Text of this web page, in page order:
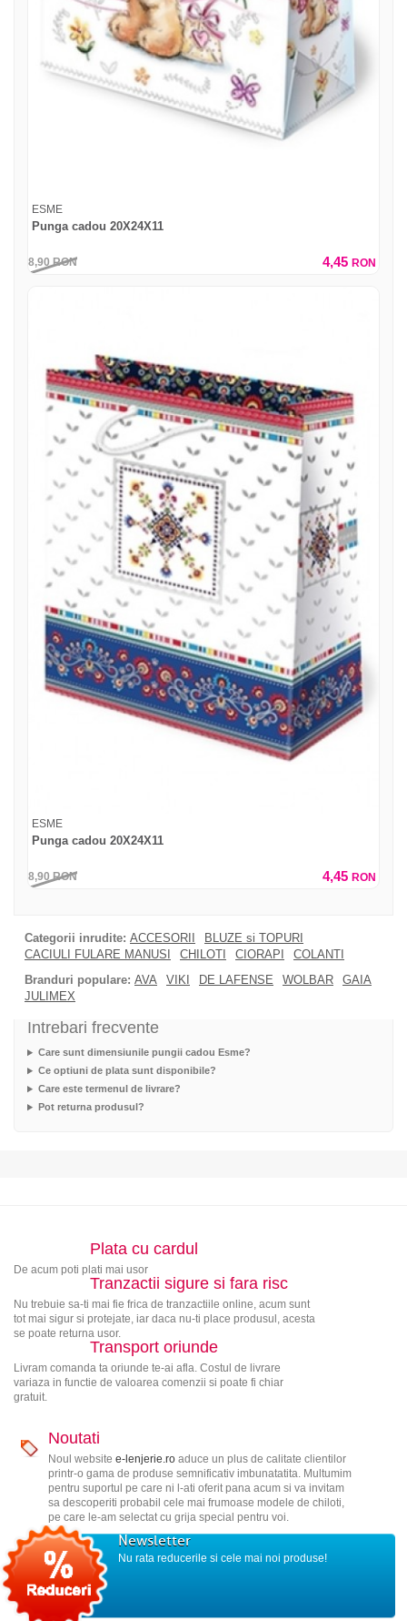
ESME
Punga cadou 20X24X11
8,90RON 4,45 RON
ESME
Punga cadou 20X24X11
8,90RON 4,45 RON
Categorii inrudite: ACCESORII
BLUZE si TOPURI
CACIULI FULARE MANUSI
CHILOTI CIORAPI
COLANTI
Branduri populare: AVA VIKI DE LAFENSE WOLBAR
GAIA
JULIMEX
Intrebari frecvente
Care sunt dimensiunile pungii cadou Esme?
Ce optiuni de plata sunt disponibile?
Care este termenul de livrare?
Pot returna produsul?
Plata cu cardul
De acum poti plati mai usor
Tranzactii sigure si fara risc
Nu trebuie sa-ti mai fie frica de tranzactiile online, acum sunt
tot mai sigur si protejate, iar daca nu-ti place produsul, acesta
se poate returna usor.
Transport oriunde
Livram comanda ta oriunde te-ai afla. Costul de livrare
variaza in functie de valoarea comenzii si poate fi chiar
gratuit.
Noutati
Noul website e-lenjerie.roaduce un plus de calitate clientilor
printr-o gama de produse semnificativ imbunatatita. Multumim
pentru suportul pe care ni l-ati oferit pana acum si va invitam
sa descoperiti probabil cele mai frumoase modele de chiloti,
pe care le-am selectat cu grija special pentru voi.
Newsletter
Nu rata reducerile si cele mai noi produse!